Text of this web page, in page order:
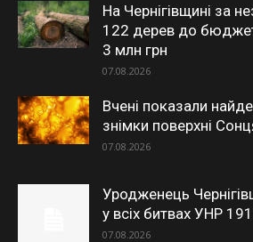
На Чернігівщині за
122 дерев до
3 млн грн
07.08.2026
Вчені показали
знімки поверхні
07.08.2026
Уродженець
у всіх битвах УНР
07.08.2026